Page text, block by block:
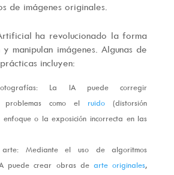
de imágenes originales.
ha revolucionado la forma
manipulan imágenes. Algunas de
incluyen:
La IA puede corregir
problemas como el ruido(distorsión
o la exposición incorrecta en las
arte: Mediante el uso de algoritmos
puede crear obras dearte originales,